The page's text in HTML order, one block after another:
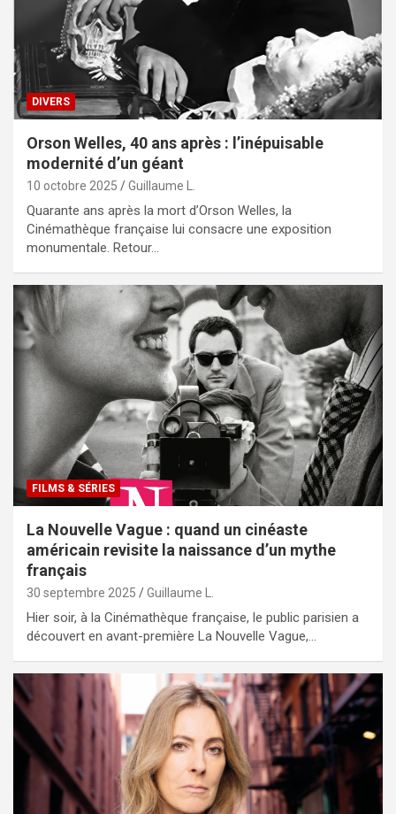
DIVERS
Orson Welles, 40 ans après : l’inépuisable
modernité d’un géant
10 octobre 2025 Guillaume L.
Quarante ans après la mort d’Orson Welles, la
Cinémathèque française lui consacre une exposition
monumentale. Retour…
FILMS & SÉRIES
La Nouvelle Vague : quand un cinéaste
américain revisite la naissance d’un mythe
français
30 septembre 2025 Guillaume L.
Hier soir, à la Cinémathèque française, le public parisien a
découvert en avant-première La Nouvelle Vague,…